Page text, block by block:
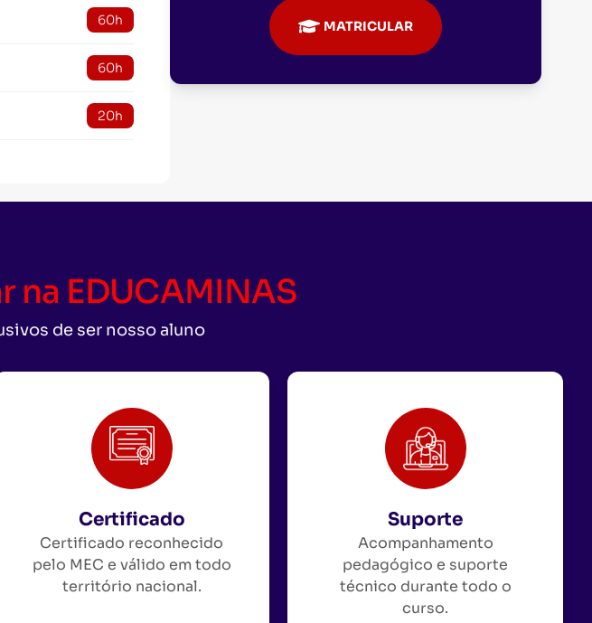
60h
60h
20h
MATRICULAR
na EDUCAMINAS
de ser nosso aluno
Certificado
Certificado reconhecido
pelo MEC e válido em todo
território nacional.
Suporte
Acompanhamento
pedagógico e suporte
técnico durante todo o
curso.